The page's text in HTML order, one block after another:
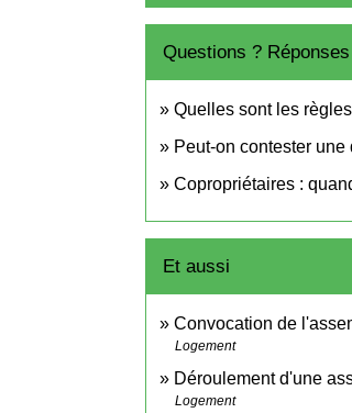
Questions ?
Quelles sont les
Peut-on contester
Copropriétaires :
Et aussi
Convocation de
Logement
Déroulement d'une
Logement